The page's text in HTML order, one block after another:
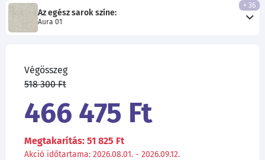
Az egész sarok színe:
Aura 01
+ 36
Végösszeg
518 300 Ft
466 475 Ft
Megtakarítás: 51 825 Ft
Akció időtartama: 2026.08.01. - 2026.09.12.